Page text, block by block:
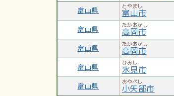
富山県 とやまし
富山市
富山県 たかおかし
高岡市
富山県 たかおかし
高岡市
富山県 ひみし
氷見市
富山県 おやべし
小矢部市